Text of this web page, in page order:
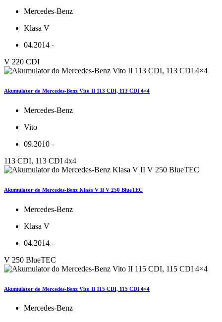
Mercedes-Benz
Klasa V
04.2014 -
V 220 CDI
Akumulator do Mercedes-Benz Vito II 113 CDI, 113 CDI 4×4
Mercedes-Benz
Vito
09.2010 -
113 CDI, 113 CDI 4x4
Akumulator do Mercedes-Benz Klasa V II V 250 BlueTEC
Mercedes-Benz
Klasa V
04.2014 -
V 250 BlueTEC
Akumulator do Mercedes-Benz Vito II 115 CDI, 115 CDI 4×4
Mercedes-Benz